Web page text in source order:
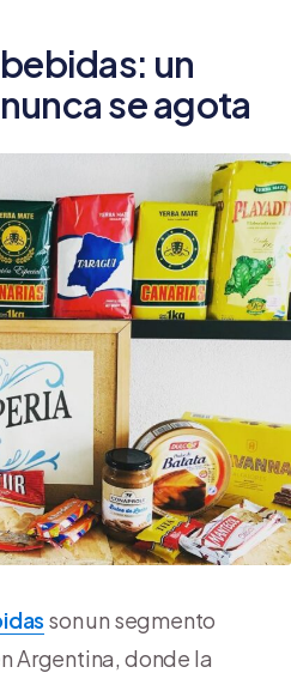
un
se agota
son un segmento
Argentina, donde la